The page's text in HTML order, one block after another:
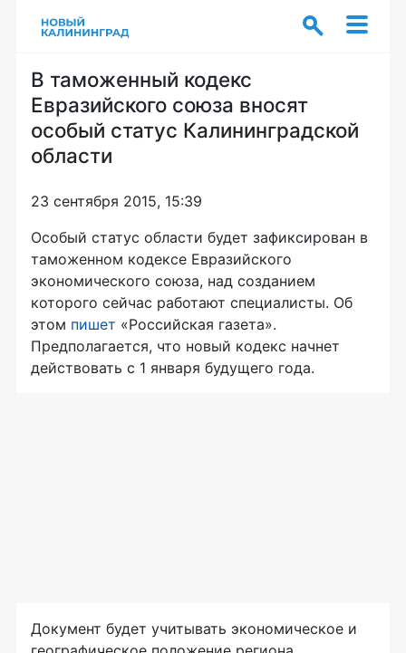
В таможенный кодекс
Евразийского союза вносят
особый статус Калининградской
области
23 сентября 2015, 15:39
Особый статус области будет зафиксирован в
таможенном кодексе Евразийского
экономического союза, над созданием
которого сейчас работают специалисты. Об
этом пишет «Российская газета».
Предполагается, что новый кодекс начнет
действовать с 1 января будущего года.
Документ будет учитывать экономическое и